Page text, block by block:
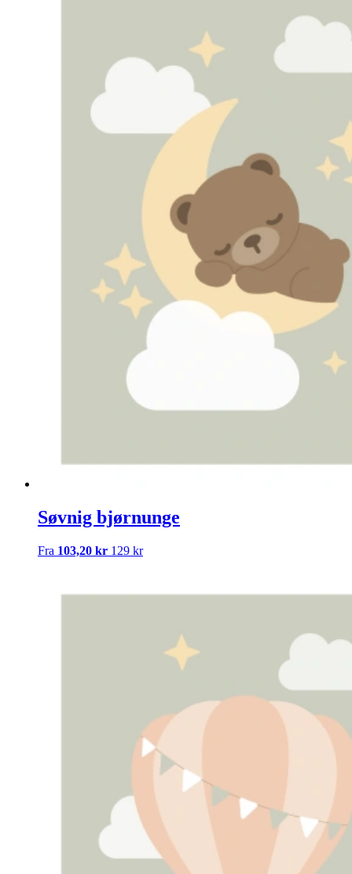
Søvnig bjørnunge
Fra 103,20 kr 129 kr